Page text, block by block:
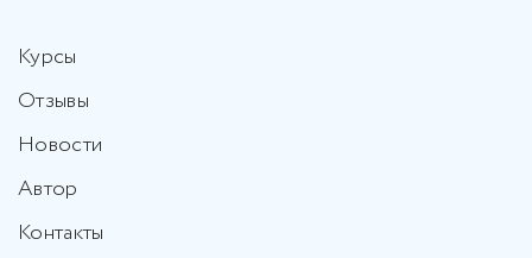
Курсы
Отзывы
Новости
Автор
Контакты